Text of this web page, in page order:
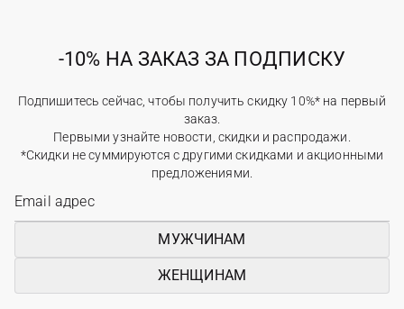
-10% НА ЗАКАЗ ЗА ПОДПИСКУ
Подпишитесь сейчас, чтобы получить скидку 10%* на первый
заказ.
Первыми узнайте новости, скидки и распродажи.
*Скидки не суммируются с другими скидками и акционными
предложениями.
МУЖЧИНАМ
ЖЕНЩИНАМ